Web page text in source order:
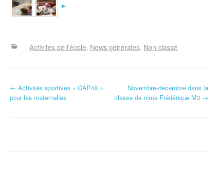
►
Activités de l'école News générales Non classé
N
← Activités sportives « CAP48 »
pour les maternelles
Novembre-décembre dans la
classe de mme Frédérique M3 →